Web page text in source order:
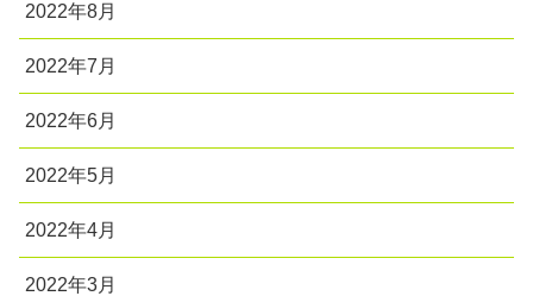
2022年8月
2022年7月
2022年6月
2022年5月
2022年4月
2022年3月